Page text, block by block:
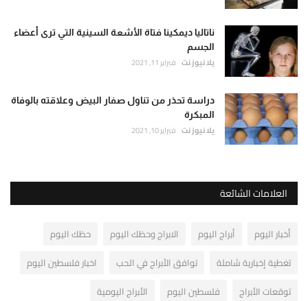
ناتاليا ديمكينا فتاة الأشعة السينية التي ترى أعضاء
الجسم
يلا نيوز نت فبراير 11, 2021
دراسة تحذر من تناول صفار البيض وعلاقته بالوفاة
المبكرة
يلا نيوز نت فبراير 10, 2021
العلامات الشائعة
أخبار اليوم أبراج اليوم الابراج وحظك اليوم
حظك اليوم
تغطية إخبارية شاملة
توافق الأبراج في الحب
اخبار فلسطين اليوم
توقعات الأبراج
فلسطين اليوم
الأبراج اليومية